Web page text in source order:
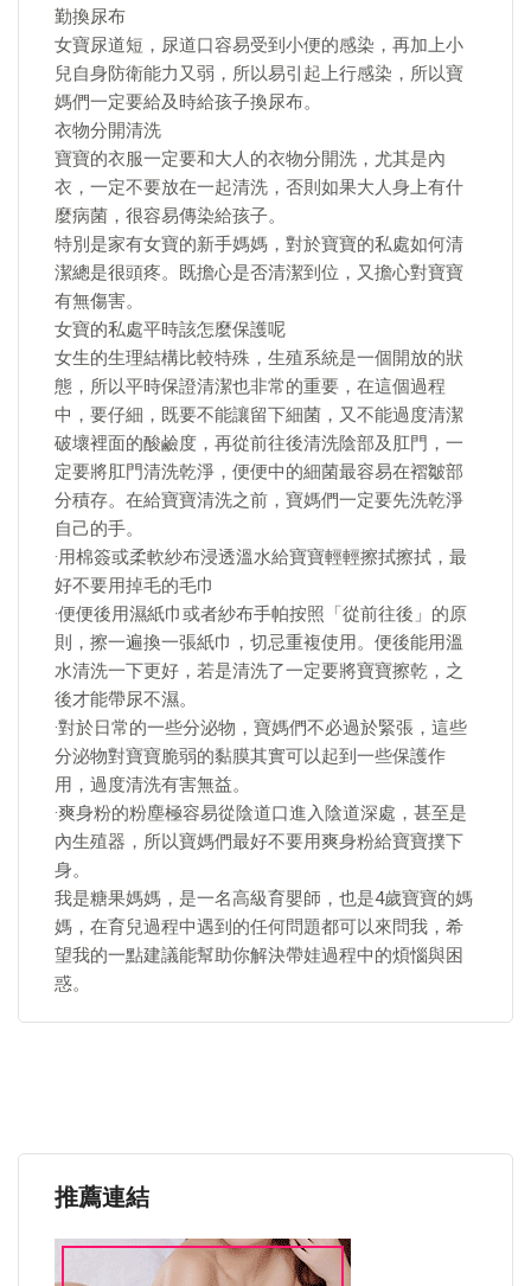
勤換尿布
女寶尿道短，尿道口容易受到小便的感染，再加上小
兒自身防衛能力又弱，所以易引起上行感染，所以寶
媽們一定要給及時給孩子換尿布。
衣物分開清洗
寶寶的衣服一定要和大人的衣物分開洗，尤其是內
衣，一定不要放在一起清洗，否則如果大人身上有什
麼病菌，很容易傳染給孩子。
特別是家有女寶的新手媽媽，對於寶寶的私處如何清
潔總是很頭疼。既擔心是否清潔到位，又擔心對寶寶
有無傷害。
女寶的私處平時該怎麼保護呢
女生的生理結構比較特殊，生殖系統是一個開放的狀
態，所以平時保證清潔也非常的重要，在這個過程
中，要仔細，既要不能讓留下細菌，又不能過度清潔
破壞裡面的酸鹼度，再從前往後清洗陰部及肛門，一
定要將肛門清洗乾淨，便便中的細菌最容易在褶皺部
分積存。在給寶寶清洗之前，寶媽們一定要先洗乾淨
自己的手。
·用棉簽或柔軟紗布浸透溫水給寶寶輕輕擦拭擦拭，最
好不要用掉毛的毛巾
·便便後用濕紙巾或者紗布手帕按照「從前往後」的原
則，擦一遍換一張紙巾，切忌重複使用。便後能用溫
水清洗一下更好，若是清洗了一定要將寶寶擦乾，之
後才能帶尿不濕。
·對於日常的一些分泌物，寶媽們不必過於緊張，這些
分泌物對寶寶脆弱的黏膜其實可以起到一些保護作
用，過度清洗有害無益。
·爽身粉的粉塵極容易從陰道口進入陰道深處，甚至是
內生殖器，所以寶媽們最好不要用爽身粉給寶寶撲下
身。
我是糖果媽媽，是一名高級育嬰師，也是4歲寶寶的媽
媽，在育兒過程中遇到的任何問題都可以來問我，希
望我的一點建議能幫助你解決帶娃過程中的煩惱與困
惑。
推薦連結